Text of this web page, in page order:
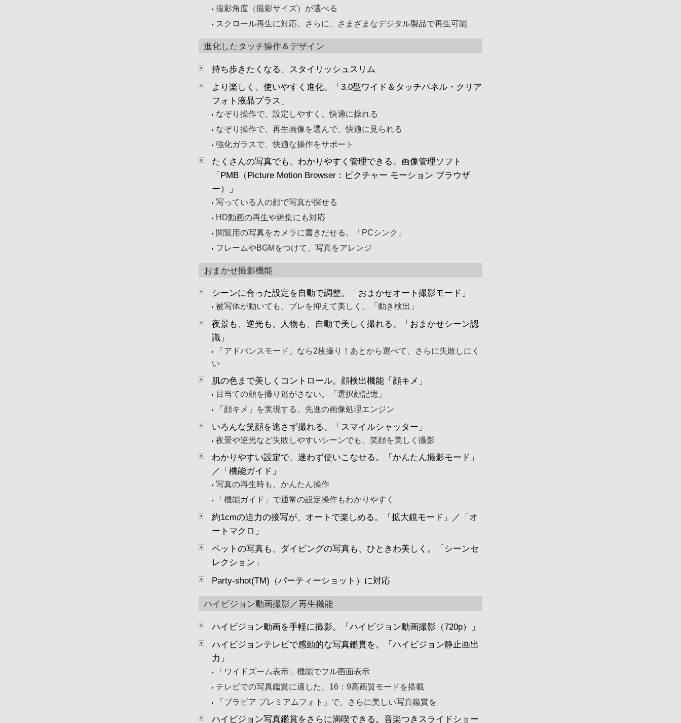
撮影角度（撮影サイズ）が選べる
スクロール再生に対応。さらに、さまざまなデジタル製品で再生可能
進化したタッチ操作＆デザイン
持ち歩きたくなる、スタイリッシュスリム
より楽しく、使いやすく進化。「3.0型ワイド＆タッチパネル・クリア
フォト液晶プラス」
なぞり操作で、設定しやすく、快適に操れる
なぞり操作で、再生画像を選んで、快適に見られる
強化ガラスで、快適な操作をサポート
たくさんの写真でも、わかりやすく管理できる。画像管理ソフト
「PMB（Picture Motion Browser：ピクチャー モーション ブラウザ
ー）」
写っている人の顔で写真が探せる
HD動画の再生や編集にも対応
閲覧用の写真をカメラに書きだせる。「PCシンク」
フレームやBGMをつけて、写真をアレンジ
おまかせ撮影機能
シーンに合った設定を自動で調整。「おまかせオート撮影モード」
被写体が動いても、ブレを抑えて美しく。「動き検出」
夜景も、逆光も、人物も、自動で美しく撮れる。「おまかせシーン認
識」
「アドバンスモード」なら2枚撮り！あとから選べて、さらに失敗しにく
い
肌の色まで美しくコントロール。顔検出機能「顔キメ」
目当ての顔を撮り逃がさない。「選択顔記憶」
「顔キメ」を実現する、先進の画像処理エンジン
いろんな笑顔を逃さず撮れる。「スマイルシャッター」
夜景や逆光など失敗しやすいシーンでも、笑顔を美しく撮影
わかりやすい設定で、迷わず使いこなせる。「かんたん撮影モード」
／「機能ガイド」
写真の再生時も、かんたん操作
「機能ガイド」で通常の設定操作もわかりやすく
約1cmの迫力の接写が、オートで楽しめる。「拡大鏡モード」／「オ
ートマクロ」
ペットの写真も、ダイビングの写真も、ひときわ美しく。「シーンセ
レクション」
Party-shot(TM)（パーティーショット）に対応
ハイビジョン動画撮影／再生機能
ハイビジョン動画を手軽に撮影。「ハイビジョン動画撮影（720p）」
ハイビジョンテレビで感動的な写真鑑賞を。「ハイビジョン静止画出
力」
「ワイドズーム表示」機能でフル画面表示
テレビでの写真鑑賞に適した、16：9高画質モードを搭載
「ブラビア プレミアムフォト」で、さらに美しい写真鑑賞を
ハイビジョン写真鑑賞をさらに満喫できる。音楽つきスライドショー